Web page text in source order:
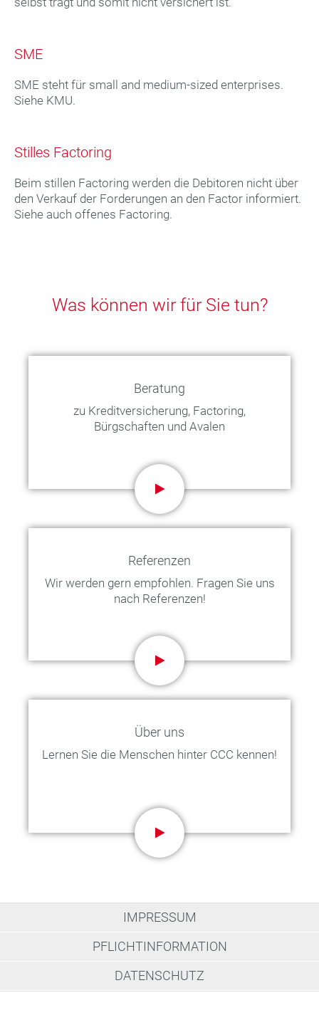
SME
SME steht für small and medium-sized enterprises.
Siehe KMU.
Stilles Factoring
Beim stillen Factoring werden die Debitoren nicht über
den Verkauf der Forderungen an den Factor informiert.
Siehe auch offenes Factoring.
Was können wir für Sie tun?
Beratung
zu Kreditversicherung, Factoring,
Bürgschaften und Avalen
Referenzen
Wir werden gern empfohlen. Fragen Sie uns
nach Referenzen!
Über uns
Lernen Sie die Menschen hinter CCC kennen!
IMPRESSUM
PFLICHTINFORMATION
DATENSCHUTZ